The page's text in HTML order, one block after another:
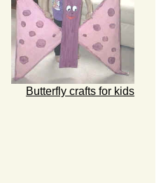
Butterfly crafts for kids